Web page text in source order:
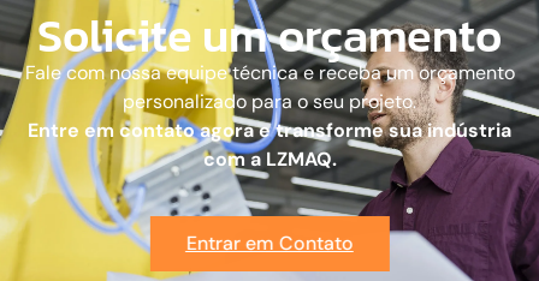
Solicite um orçamento
Fale com nossa equipe técnica e receba um orçamento
personalizado para o seu projeto.
Entre em contato agora e transforme sua indústria
com a LZMAQ.
Entrar em Contato